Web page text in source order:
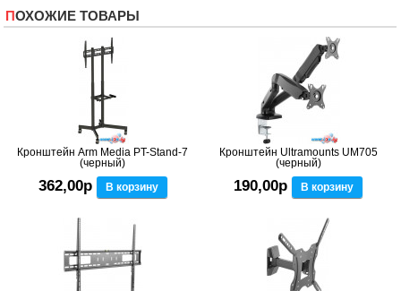
ПОХОЖИЕ ТОВАРЫ
Кронштейн Arm Media PT-Stand-7
(черный)
362,00р В корзину
Кронштейн Ultramounts UM705
(черный)
190,00р В корзину